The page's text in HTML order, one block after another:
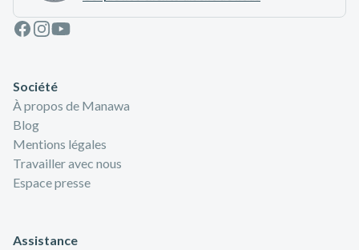
Facebook
Instagram
Youtube
Société
À propos de Manawa
Blog
Mentions légales
Travailler avec nous
Espace presse
Assistance